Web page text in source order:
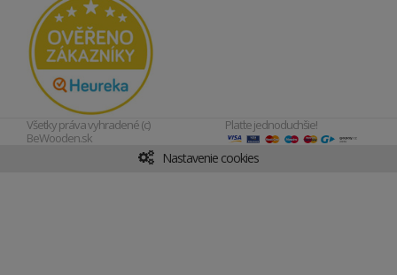
Všetky práva vyhradené (c)
BeWooden.sk
Plaťte jednoduchšie!
Nastavenie cookies